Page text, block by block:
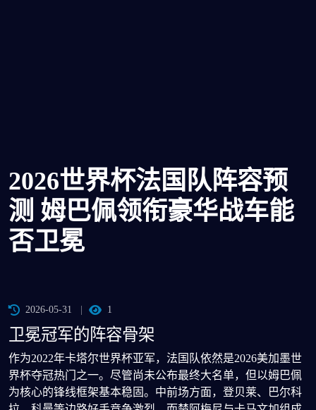
2026世界杯法国队阵容预
测 姆巴佩领衔豪华战车能
否卫冕
2026-05-31 1
卫冕冠军的阵容骨架
作为2022年卡塔尔世界杯亚军，法国队依然是2026美加墨世
界杯夺冠热门之一。尽管尚未公布最终大名单，但以姆巴佩
为核心的锋线框架基本稳固。中前场方面，登贝莱、巴尔科